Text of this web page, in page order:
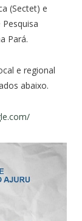
(Sectet) e
Pará.
e regional
abaixo.